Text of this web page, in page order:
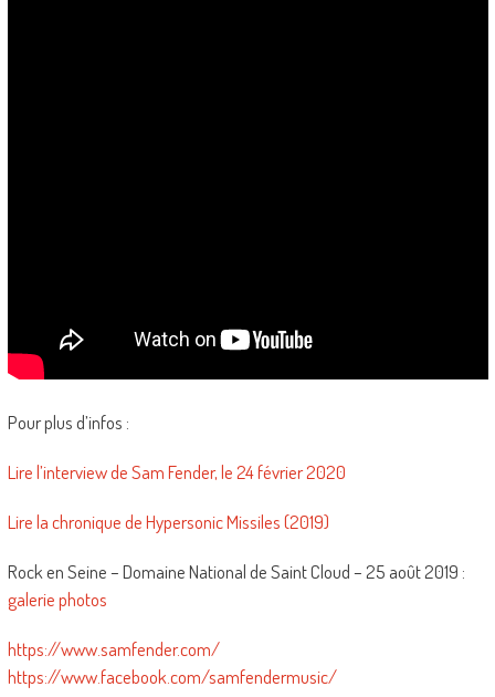
Pour plus d’infos :
Lire l’interview de Sam Fender, le 24 février 2020
Lire la chronique de Hypersonic Missiles (2019)
Rock en Seine – Domaine National de Saint Cloud – 25 août 2019 :
galerie photos
https://www.samfender.com/
https://www.facebook.com/samfendermusic/